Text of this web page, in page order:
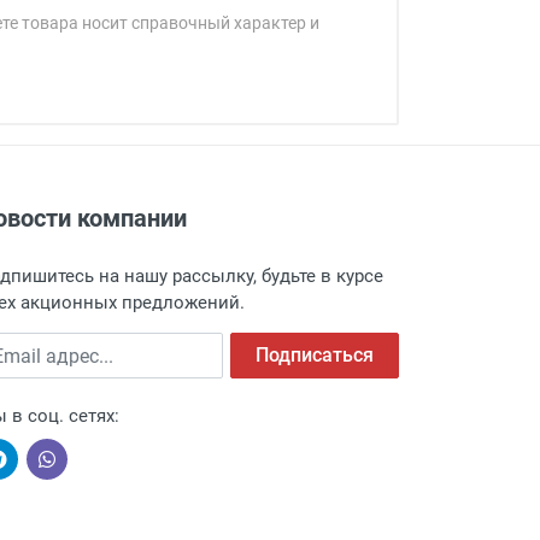
товара носит справочный характер и
г. Москва, Переведеновский
о поступлении товара.
пункт выдачи, чтобы избежать
компании
на нашу рассылку, будьте в курсе
акционных предложений.
адрес Подписаться
в соц. сетях: